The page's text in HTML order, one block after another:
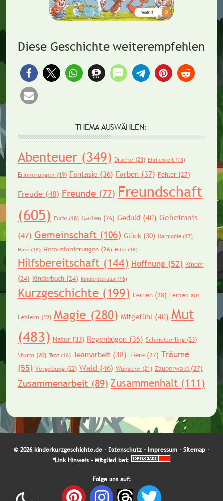
Diese Geschichte weiterempfehlen
THEMA AUSWÄHLEN:
Abenteuer(349) Drache (23) Ehrlichkeit(18)
Erinnerungen (19) Fantasie(36) Farben(37) Fehler(27)
Freude(48) Freunde(77) Freundschaft
(605) Fuchs(18) Garten(26) Geduld(40) Geheimnis
(47) Gemeinschaft(106) Glück(30) Harmonie(17)
Hase(18) Herausforderungen(26) Hilfe(16)
Hilfsbereitschaft (144) Hoffnung (52) Kinder
(24) Kinderbuch(24) Kinderliteratur(16)
Kurzgeschichte(199) Lernen(28) Lernen aus
Fehlern (19) Magie (280) Mitgefühl(40) Mut
(483) Natur(33) Regenbogen(36) Schmetterling(23)
Sturm(20) Tanz(16) Teamarbeit(38) Tiere(27) Träume
(55) Vergebung(22) Wald (46) Wünsche (21) Zauberwald(27)
Zusammenarbeit (89) Zusammenhalt(111)
© 2026 kinderkurzgeschichte.de - Datenschutz - Impressum - Sitemap -
*Link Hinweis- Mitglied bei:
Folge uns auf: